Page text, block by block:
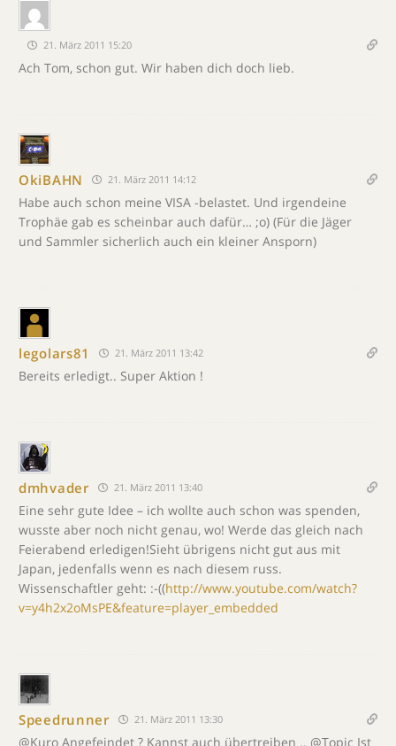
21. März 2011 15:20
Ach Tom, schon gut. Wir haben dich doch lieb.
OkiBAHN 21. März 2011 14:12
Habe auch schon meine VISA -belastet. Und irgendeine
Trophäe gab es scheinbar auch dafür… ;o) (Für die Jäger
und Sammler sicherlich auch ein kleiner Ansporn)
legolars81 21. März 2011 13:42
Bereits erledigt.. Super Aktion !
dmhvader 21. März 2011 13:40
Eine sehr gute Idee – ich wollte auch schon was spenden,
wusste aber noch nicht genau, wo! Werde das gleich nach
Feierabend erledigen!Sieht übrigens nicht gut aus mit
Japan, jedenfalls wenn es nach diesem russ.
Wissenschaftler geht: :-((http://www.youtube.com/watch?
v=y4h2x2oMsPE&feature=player_embedded
Speedrunner 21. März 2011 13:30
@Kuro Angefeindet ? Kannst auch übertreiben .. @Topic Ist